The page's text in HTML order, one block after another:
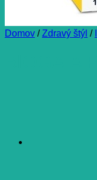
Domov / Zdravý štýl /